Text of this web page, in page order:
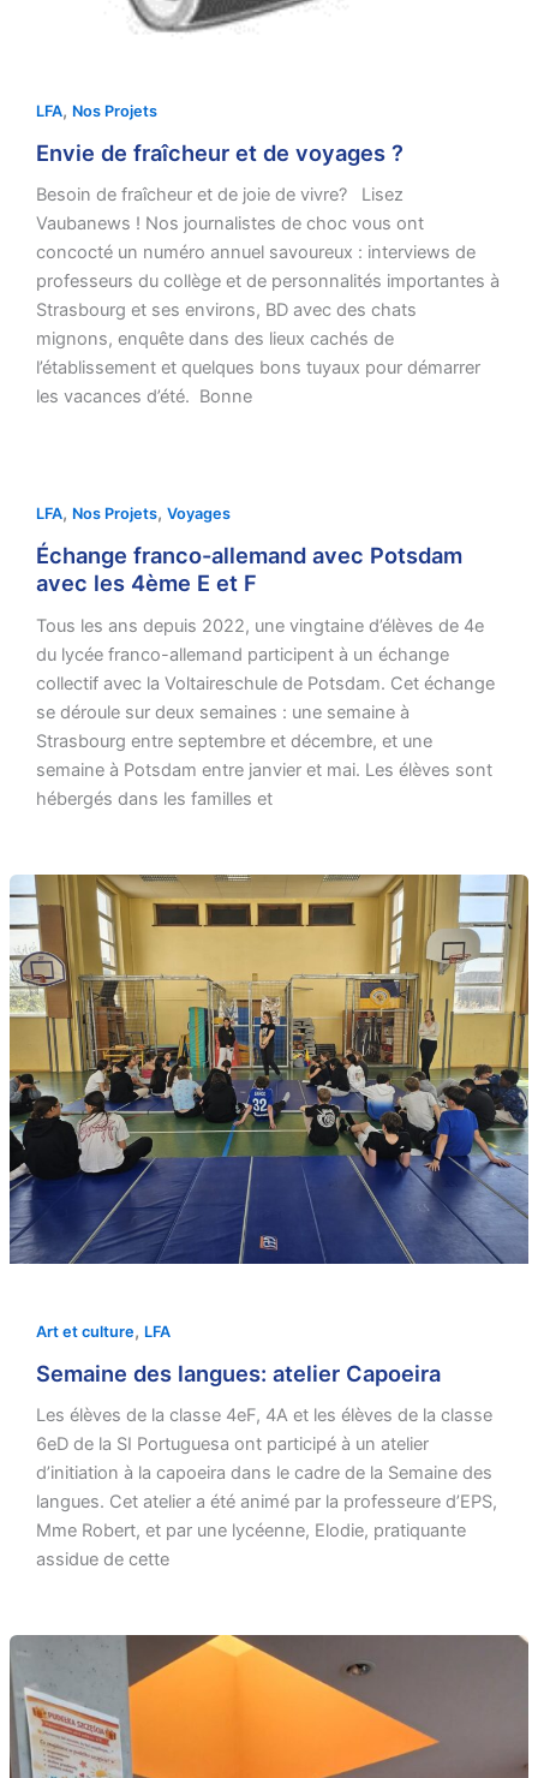
LFA, Nos Projets
Envie de fraîcheur et de voyages ?
Besoin de fraîcheur et de joie de vivre? Lisez
Vaubanews ! Nos journalistes de choc vous ont
concocté un numéro annuel savoureux : interviews de
professeurs du collège et de personnalités importantes à
Strasbourg et ses environs, BD avec des chats
mignons, enquête dans des lieux cachés de
l’établissement et quelques bons tuyaux pour démarrer
les vacances d’été. Bonne
LFA, Nos Projets, Voyages
Échange franco-allemand avec Potsdam
avec les 4ème E et F
Tous les ans depuis 2022, une vingtaine d’élèves de 4e
du lycée franco-allemand participent à un échange
collectif avec la Voltaireschule de Potsdam. Cet échange
se déroule sur deux semaines : une semaine à
Strasbourg entre septembre et décembre, et une
semaine à Potsdam entre janvier et mai. Les élèves sont
hébergés dans les familles et
Art et culture, LFA
Semaine des langues: atelier Capoeira
Les élèves de la classe 4eF, 4A et les élèves de la classe
6eD de la SI Portuguesa ont participé à un atelier
d’initiation à la capoeira dans le cadre de la Semaine des
langues. Cet atelier a été animé par la professeure d’EPS,
Mme Robert, et par une lycéenne, Elodie, pratiquante
assidue de cette